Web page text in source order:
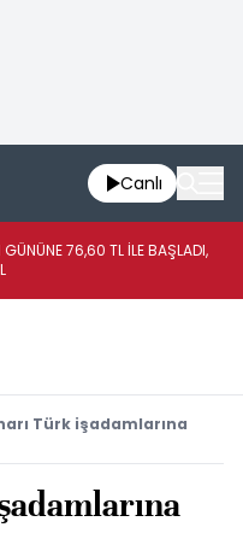
Canlı
76,60 TL İLE BAŞLADI,
Türk işadamlarına